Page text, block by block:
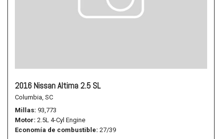
2016 Nissan Altima 2.5 SL
Columbia, SC
Millas 93,773
Motor 2.5L 4-Cyl Engine
Economía de combustible 27/39